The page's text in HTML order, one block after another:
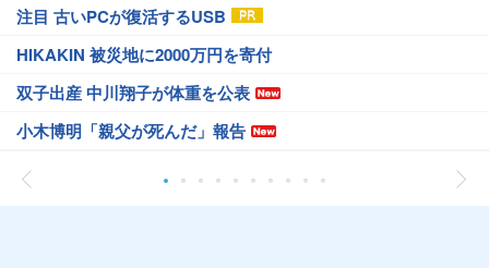
注目 古いPCが復活するUSB
HIKAKIN 被災地に2000万円を寄付
双子出産 中川翔子が体重を公表
小木博明「親父が死んだ」報告